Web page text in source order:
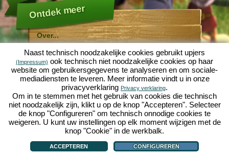
Ontdek meer
Over...
Molehill Empire ...
... is een leuke economische simulatie, die draait om
een microcosmos tuin. Als gratis browersspel speelt
het af in je webbowers, zonder extra downloads of
software!
Met de hulp van een ijverige tuinkabouter, kun je zelf je
eigen tuin van Eden namaken. Sla, wortelen, aardbeien,
spinazie of uien - Je mag zelf beslissen welke planten je
wilt kweken. Bezoek de vriendelijke stedenTuinzicht en
Bloesemdorpom te handelen met andere spelers, het
kopen van nieuwe planten en decoraties om je tuin op
te fleuren, lever aan je klanten en zorg er voor dat je
goede vrienden wordt met je buren... anders wordt je
wakker en is je tuin omgeploegd door een leger mollen!
Forum|Hulp|Contact/Voorwaarden/Privacy|upjers GmbH|Cookies beheren
Naast technisch noodzakelijke cookies gebruikt upjers
(Impressum) ook technisch niet noodzakelijke cookies op haar
website om gebruikersgegevens te analyseren en om sociale-
mediadiensten te leveren. Meer informatie vindt u in onze
privacyverklaring Privacy verklaring.
Om in te stemmen met het gebruik van cookies die technisch
niet noodzakelijk zijn, klikt u op de knop "Accepteren". Selecteer
de knop "Configureren" om technisch onnodige cookies te
weigeren. U kunt uw instellingen op elk moment wijzigen met de
knop "Cookie" in de werkbalk.
ACCEPTEREN CONFIGUREREN